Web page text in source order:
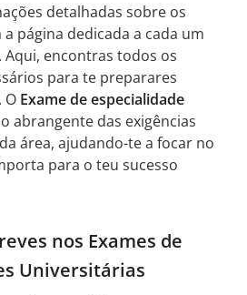
detalhadas sobre os
página dedicada a cada um
encontras todos os
para te preparares
O Exame de especialidade
abrangente das exigências
área, ajudando-te a focar no
para o teu sucesso
nos Exames de
Universitárias